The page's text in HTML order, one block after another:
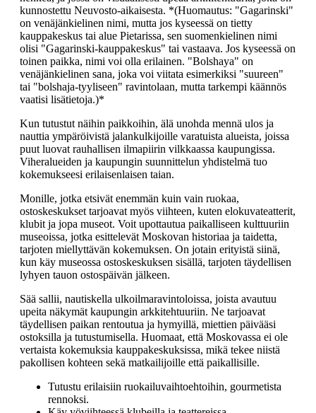
kunnostettu Neuvosto-aikaisesta. *(Huomautus: "Gagarinski"
on venäjänkielinen nimi, mutta jos kyseessä on tietty
kauppakeskus tai alue Pietarissa, sen suomenkielinen nimi
olisi "Gagarinski-kauppakeskus" tai vastaava. Jos kyseessä on
toinen paikka, nimi voi olla erilainen. "Bolshaya" on
venäjänkielinen sana, joka voi viitata esimerkiksi "suureen"
tai "bolshaja-tyyliseen" ravintolaan, mutta tarkempi käännös
vaatisi lisätietoja.)*
Kun tutustut näihin paikkoihin, älä unohda mennä ulos ja
nauttia ympäröivistä jalankulkijoille varatuista alueista, joissa
puut luovat rauhallisen ilmapiirin vilkkaassa kaupungissa.
Viheralueiden ja kaupungin suunnittelun yhdistelmä tuo
kokemukseesi erilaisenlaisen taian.
Monille, jotka etsivät enemmän kuin vain ruokaa,
ostoskeskukset tarjoavat myös viihteen, kuten elokuvateatterit,
klubit ja jopa museot. Voit upottautua paikalliseen kulttuuriin
museoissa, jotka esittelevät Moskovan historiaa ja taidetta,
tarjoten miellyttävän kokemuksen. On jotain erityistä siinä,
kun käy museossa ostoskeskuksen sisällä, tarjoten täydellisen
lyhyen tauon ostospäivän jälkeen.
Sää sallii, nautiskella ulkoilmaravintoloissa, joista avautuu
upeita näkymät kaupungin arkkitehtuuriin. Ne tarjoavat
täydellisen paikan rentoutua ja hymyillä, miettien päivääsi
ostoksilla ja tutustumisella. Huomaat, että Moskovassa ei ole
vertaista kokemuksia kauppakeskuksissa, mikä tekee niistä
pakollisen kohteen sekä matkailijoille että paikallisille.
Tutustu erilaisiin ruokailuvaihtoehtoihin, gourmetista
rennoksi.